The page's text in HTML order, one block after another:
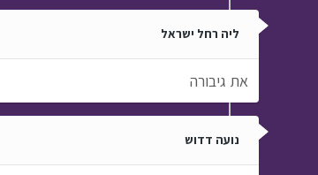
ליה רחל ישראל
את גיבורה
נועה דדוש